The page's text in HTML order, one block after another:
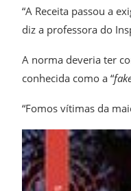
“A Receita passou a
diz a professora do
A norma deveria ter
conhecida como a “
“Fomos vítimas da